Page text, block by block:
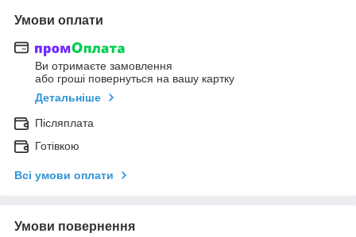
Умови оплати
Ви отримаєте замовлення
або гроші повернуться на вашу картку
Детальніше
Післяплата
Готівкою
Всі умови оплати
Умови повернення